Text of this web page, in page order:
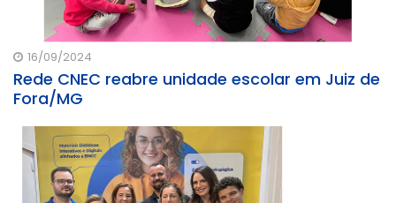
16/09/2024
Rede CNEC reabre unidade escolar em Juiz de
Fora/MG